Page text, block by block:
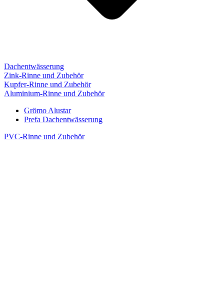
Dachentwässerung
Zink-Rinne und Zubehör
Kupfer-Rinne und Zubehör
Aluminium-Rinne und Zubehör
Grömo Alustar
Prefa Dachentwässerung
PVC-Rinne und Zubehör